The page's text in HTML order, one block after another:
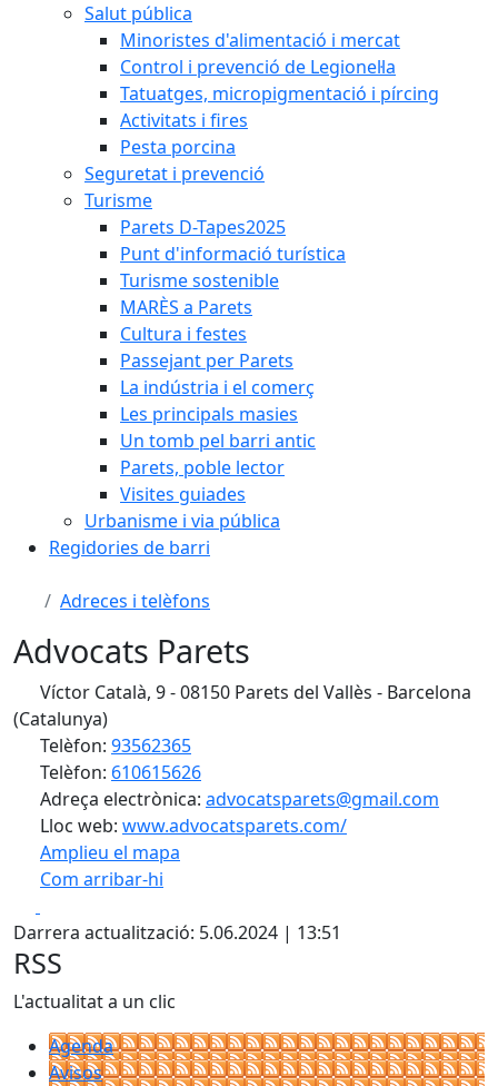
Salut pública
Minoristes d'alimentació i mercat
Control i prevenció de Legionel·la
Tatuatges, micropigmentació i pírcing
Activitats i fires
Pesta porcina
Seguretat i prevenció
Turisme
Parets D-Tapes2025
Punt d'informació turística
Turisme sostenible
MARÈS a Parets
Cultura i festes
Passejant per Parets
La indústria i el comerç
Les principals masies
Un tomb pel barri antic
Parets, poble lector
Visites guiades
Urbanisme i via pública
Regidories de barri
Adreces i telèfons
Advocats Parets
Víctor Català, 9 - 08150 Parets del Vallès - Barcelona
(Catalunya)
Telèfon: 93562365
Telèfon: 610615626
Adreça electrònica: advocatsparets@gmail.com
Lloc web: www.advocatsparets.com/
Amplieu el mapa
Com arribar-hi
+
−
Darrera actualització: 5.06.2024 | 13:51
RSS
L'actualitat a un clic
Agenda
Avisos